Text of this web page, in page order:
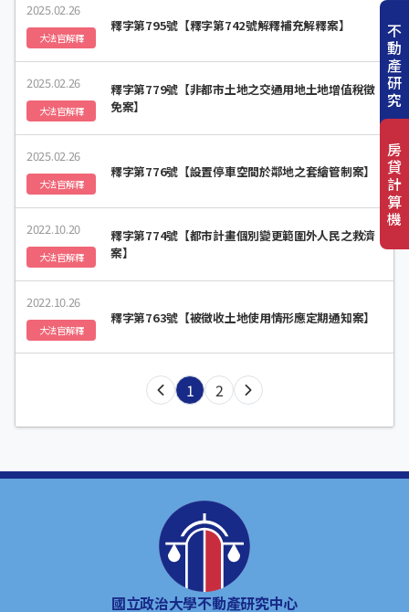
2025.02.26
大法官解釋
釋字第795號【釋字第742號解釋補充解釋案】
2025.02.26
大法官解釋
釋字第779號【非都市土地之交通用地土地增值稅徵
免案】
2025.02.26
大法官解釋
釋字第776號【設置停車空間於鄰地之套繪管制案】
2022.10.20
大法官解釋
釋字第774號【都市計畫個別變更範圍外人民之救濟
案】
2022.10.26
大法官解釋
釋字第763號【被徵收土地使用情形應定期通知案】
1 2
國立政治大學不動產研究中心
不
動
產
研
究
房
貸
計
算
機